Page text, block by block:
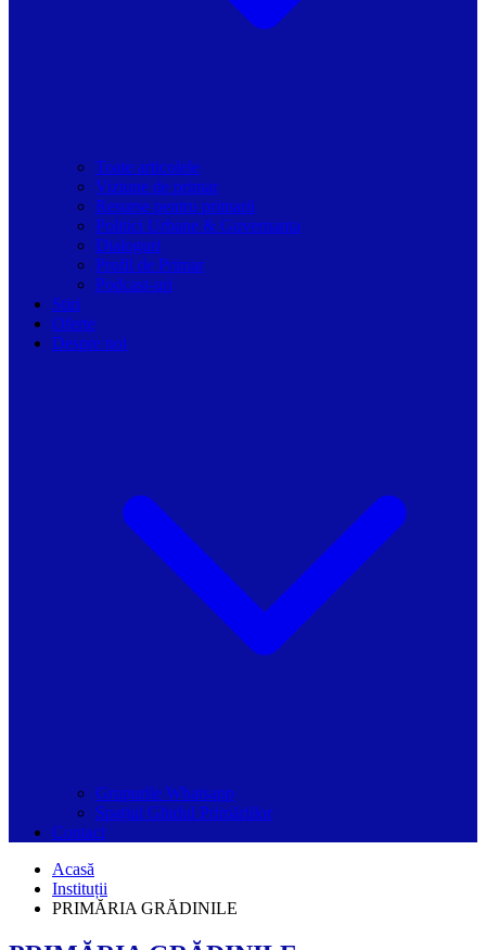
Toate articolele
Viziune de primar
Resurse pentru primarii
Politici Urbane & Guvernanta
Dialoguri
Profil de Primar
Podcast-uri
Stiri
Oferte
Despre noi
Grupurile Whatsapp
Spațiul Ghidul Primăriilor
Contact
Acasă
Instituții
PRIMĂRIA GRĂDINILE